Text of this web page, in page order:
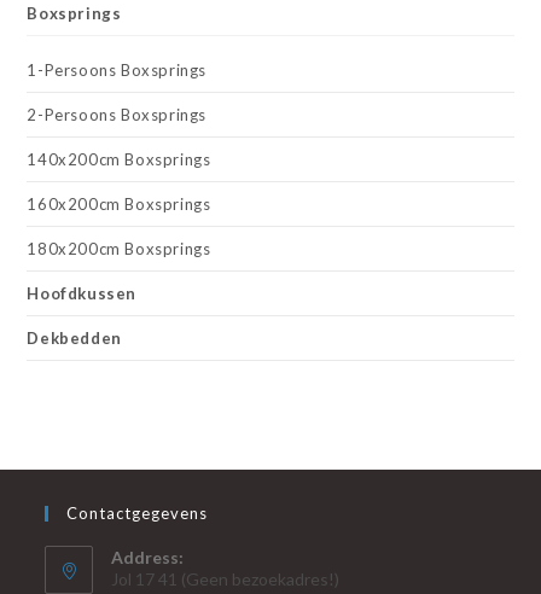
Boxsprings
1-Persoons Boxsprings
2-Persoons Boxsprings
140x200cm Boxsprings
160x200cm Boxsprings
180x200cm Boxsprings
Hoofdkussen
Dekbedden
Contactgegevens
Address:
Jol 17 41 (Geen bezoekadres!)